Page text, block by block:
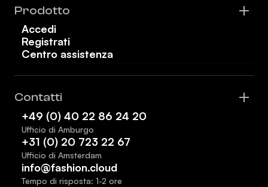
Prodotto
Accedi
Registrati
Centro assistenza
Contatti
+49 (0) 40 22 86 24 20
Ufficio di Amburgo
+31 (0) 20 723 22 67
Ufficio di Amsterdam
info@fashion.cloud
Tempo di risposta: 1-2 ore